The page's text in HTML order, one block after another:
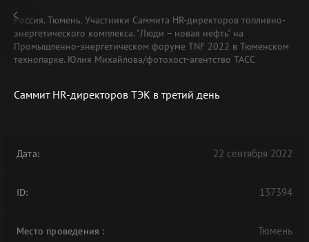
Россия. Тюмень. Участники Саммита HR-директоров топливно-
энергетического комплекса. "Люди – новая нефть" на
Промышленно-энергетическом форуме TNF 2022 в Тюменском
технопарке. Юлия Михайлова/фотохост-агентство ТАСС
Саммит HR-директоров ТЭК в третий день
Дата: 22 сентября 2022
ID: 137394
Место проведения : Тюмень